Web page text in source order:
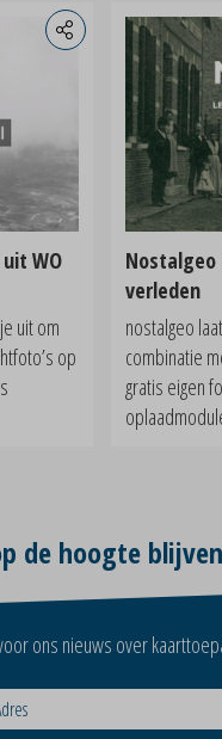
WO
uit om
op
verleden
nostalgeo
combinatie
gratis eigen
de hoogte
ons nieuws over